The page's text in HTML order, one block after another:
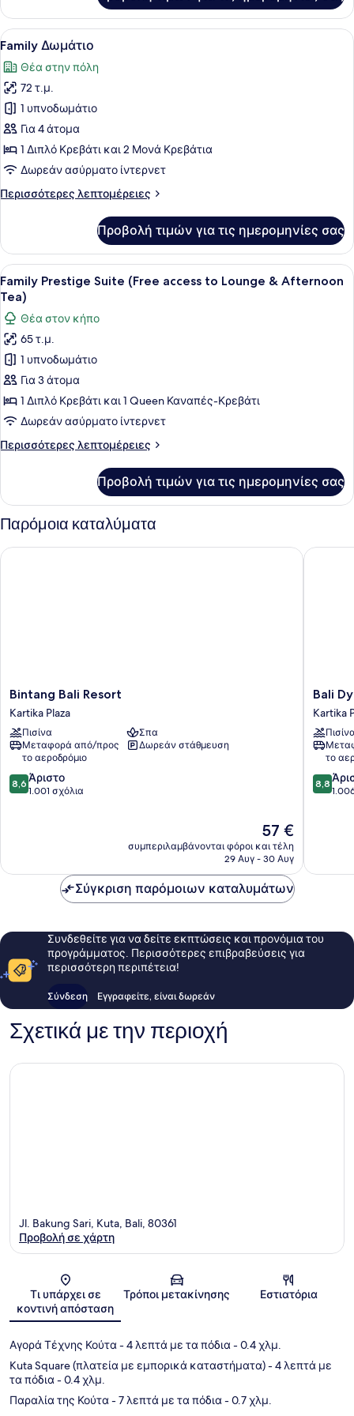
Premier
Suite
Προβολή
όλων
των
φωτογραφιών
για
Family
Δωμάτιο
Ένα δωμάτιο ξενοδοχείου με ένα
11
Family Δωμάτιο
Θέα στην πόλη
72 τ.μ.
1 υπνοδωμάτιο
Για 4 άτομα
1 Διπλό Κρεβάτι και 2 Μονά Κρεβάτια
Δωρεάν ασύρματο ίντερνετ
Περισσότερες λεπτομέρειες
Περισσότερες
Δωμάτιο
Προβολή τιμών για τις ημερομηνίες σας
Προβολή
όλων
των
φωτογραφιών
για
Family
Prestige
Suite
(Free
to
Afternoon
Tea)
Ένα δωμάτιο ξενοδοχείου με ένα
11
Family Prestige Suite (Free access to Lounge & Afternoon
Tea)
Θέα στον κήπο
65 τ.μ.
1 υπνοδωμάτιο
Για 3 άτομα
1 Διπλό Κρεβάτι και 1 Queen Καναπές-Κρεβάτι
Δωρεάν ασύρματο ίντερνετ
Περισσότερες λεπτομέρειες
Περισσότερες
Prestige
(Free
to
Προβολή τιμών για τις ημερομηνίες σας
Παρόμοια καταλύματα
Bintang
Bali
Resort
Kartika
Plaza
Bintang Bali Resort
Kartika Plaza
Πισίνα
Σπα
Μεταφορά από/προς
το αεροδρόμιο
Δωρεάν στάθμευση
8.6
στα
8,6 Άριστο
1.001 σχόλια
Η
τιμή
είναι
57 €
συμπεριλαμβάνονται φόροι και τέλη
29 Αυγ - 30 Αυγ
Bintang Bali Resort
Bali
Dynasty
Resort
Kartika
Plaza
Bali
Kartika
το
8.8
στα
8,8
Bali
Σύγκριση παρόμοιων καταλυμάτων
Συνδεθείτε για να δείτε εκπτώσεις και προνόμια του
προγράμματος. Περισσότερες επιβραβεύσεις για
περισσότερη περιπέτεια!
Σύνδεση Εγγραφείτε, είναι δωρεάν
Σχετικά με την περιοχή
Χάρτης
Jl. Bakung Sari, Kuta, Bali, 80361
Προβολή σε χάρτη
Τι υπάρχει σε
κοντινή απόσταση
Τρόποι μετακίνησης Εστιατόρια
Αγορά Τέχνης Κούτα- 4 λεπτά με τα πόδια- 0.4 χλμ.
Kuta Square (πλατεία με εμπορικά καταστήματα)- 4 λεπτά με
τα πόδια- 0.4 χλμ.
Παραλία της Κούτα- 7 λεπτά με τα πόδια- 0.7 χλμ.